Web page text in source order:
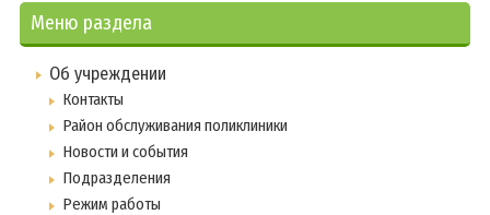
Меню раздела
Об учреждении
Контакты
Район обслуживания поликлиники
Новости и события
Подразделения
Режим работы